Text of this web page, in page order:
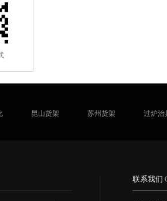
昆山货架 苏州货架 过炉治
联系我们